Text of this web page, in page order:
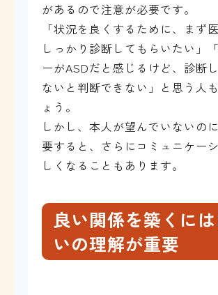
があるので注意が必要です。
「状況を良くするために、まず
しっかり診断してもらいたい」
ーがASDだと感じるけど、診断
ないと判断できない」と思う人
ょう。
しかし、本人が望んでいないの
要すると、さらにコミュニケー
しくなることもあります。
良い関係を築くに
いの理解が重要